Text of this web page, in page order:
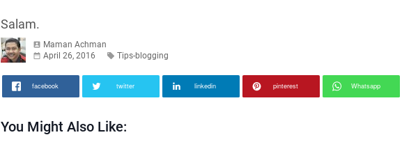
Salam.
Maman Achman
April 26, 2016
Tips-blogging
facebook twitter linkedin pinterest Whatsapp
You Might Also Like: